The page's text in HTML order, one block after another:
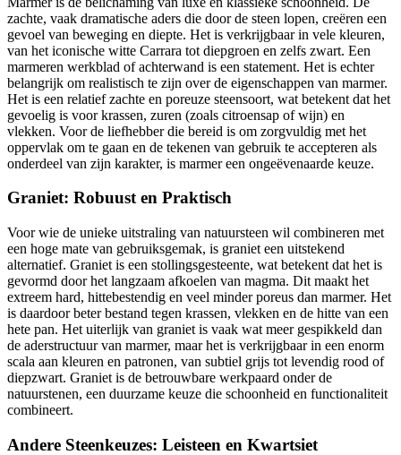
zachte, vaak dramatische aders die door de steen lopen, creëren een
gevoel van beweging en diepte. Het is verkrijgbaar in vele kleuren,
van het iconische witte Carrara tot diepgroen en zelfs zwart. Een
marmeren werkblad of achterwand is een statement. Het is echter
belangrijk om realistisch te zijn over de eigenschappen van marmer.
Het is een relatief zachte en poreuze steensoort, wat betekent dat het
gevoelig is voor krassen, zuren (zoals citroensap of wijn) en
vlekken. Voor de liefhebber die bereid is om zorgvuldig met het
oppervlak om te gaan en de tekenen van gebruik te accepteren als
onderdeel van zijn karakter, is marmer een ongeëvenaarde keuze.
Graniet: Robuust en Praktisch
Voor wie de unieke uitstraling van natuursteen wil combineren met
een hoge mate van gebruiksgemak, is graniet een uitstekend
alternatief. Graniet is een stollingsgesteente, wat betekent dat het is
gevormd door het langzaam afkoelen van magma. Dit maakt het
extreem hard, hittebestendig en veel minder poreus dan marmer. Het
is daardoor beter bestand tegen krassen, vlekken en de hitte van een
hete pan. Het uiterlijk van graniet is vaak wat meer gespikkeld dan
de aderstructuur van marmer, maar het is verkrijgbaar in een enorm
scala aan kleuren en patronen, van subtiel grijs tot levendig rood of
diepzwart. Graniet is de betrouwbare werkpaard onder de
natuurstenen, een duurzame keuze die schoonheid en functionaliteit
combineert.
Andere Steenkeuzes: Leisteen en Kwartsiet